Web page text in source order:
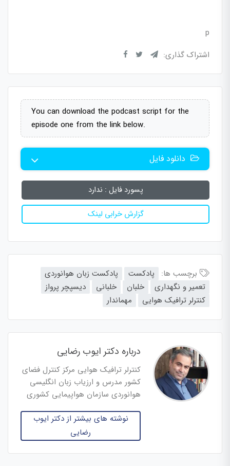
p
اشتراک گذاری:
You can download the podcast script for the
episode one from the link below.
دانلود فایل
پسورد فایل : ندارد
گزارش خرابی لینک
برچسب ها: پادکست
پادکست زبان هوانوردی
تعمیر و نگهداری
خلبان خلبانی
دیسپچر پرواز
کنترلر ترافیک هوایی
مهماندار
درباره دکتر ایوب رضایی
کنترلر ترافیک هوایی مرکز کنترل فضای
کشور مدرس و ارزیاب زبان انگلیسی
هوانوردی سازمان هواپیمایی کشوری
نوشته های بیشتر از دکتر ایوب
رضایی